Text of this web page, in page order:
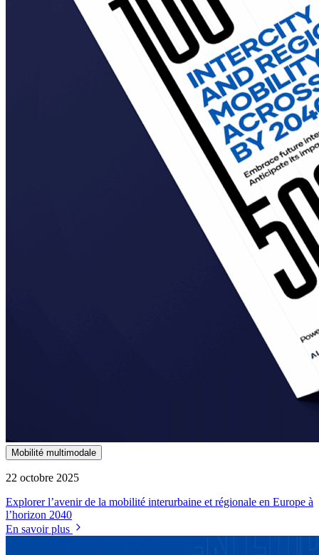
Mobilité multimodale
22 octobre 2025
Explorer l’avenir de la mobilité interurbaine et régionale en Europe à
l’horizon 2040
En savoir plus